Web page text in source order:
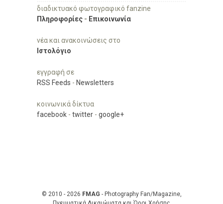
διαδικτυακό φωτογραφικό fanzine
Πληροφορίες - Επικοινωνία
νέα και ανακοινώσεις στο
Ιστολόγιο
εγγραφή σε
RSS Feeds - Newsletters
κοινωνικά δίκτυα
facebook - twitter - google+
© 2010 - 2026 FMAG - Photography Fan/Magazine,